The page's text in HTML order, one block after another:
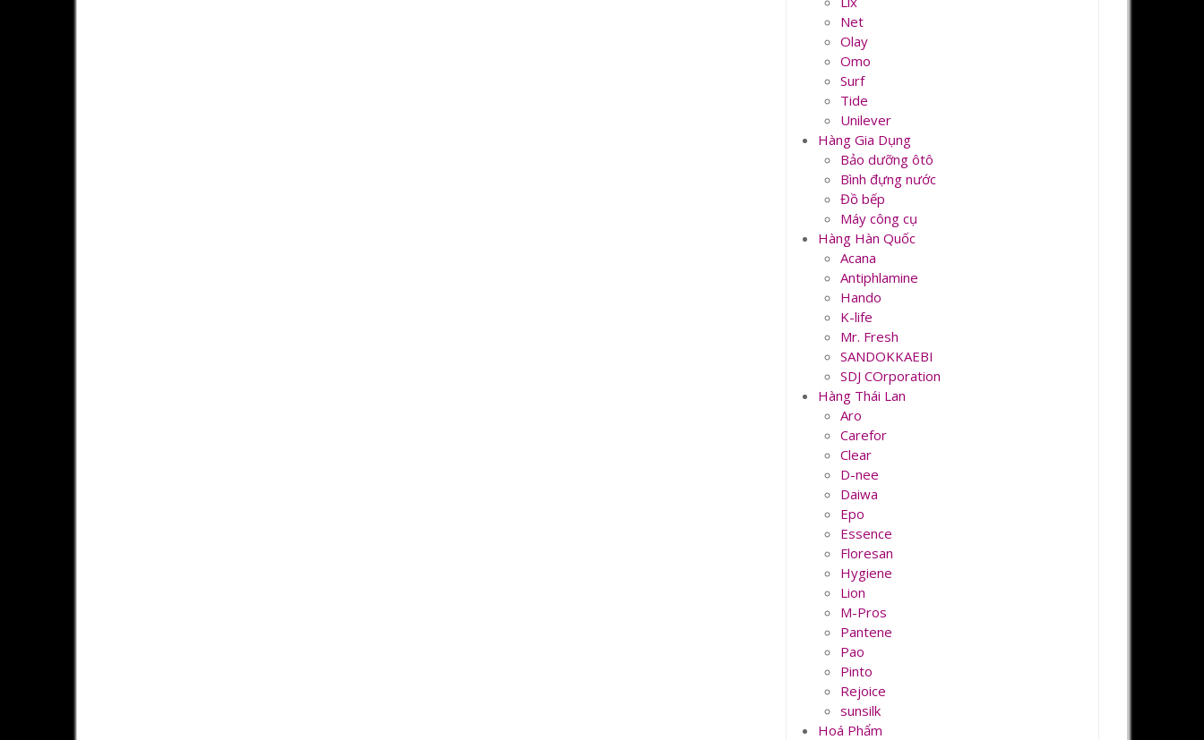
Net
Olay
Omo
Surf
Tide
Unilever
Hàng Gia Dụng
Bảo dưỡng ôtô
Bình đựng nước
Đồ bếp
Máy công cụ
Hàng Hàn Quốc
Acana
Antiphlamine
Hando
K-life
Mr. Fresh
SANDOKKAEBI
SDJ COrporation
Hàng Thái Lan
Aro
Carefor
Clear
D-nee
Daiwa
Epo
Essence
Floresan
Hygiene
Lion
M-Pros
Pantene
Pao
Pinto
Rejoice
sunsilk
Hoá Phẩm